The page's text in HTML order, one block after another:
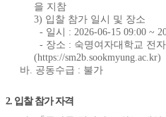
을 지참
3) 입찰 참가 일시 및 장소
- 일시 : 2026-06-15 09:00 ~
- 장소 : 숙명여자대학교 전
(https://sm2b.sookmyung.ac.kr)
바. 공동수급 : 불가
2. 입찰 참가 자격